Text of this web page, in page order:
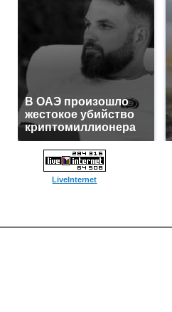
В ОАЭ произошло
жестокое убийство
криптомиллионера
LiveInternet